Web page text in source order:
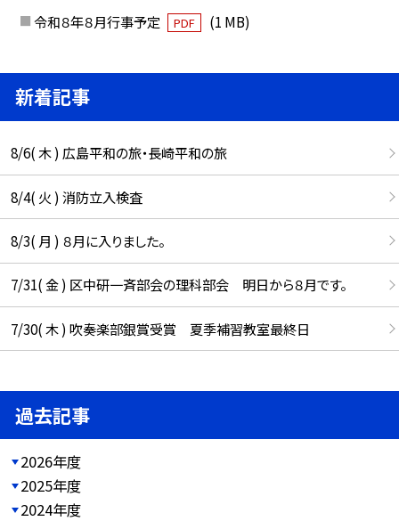
令和８年８月行事予定
PDF (1 MB)
新着記事
8/6( 木 ) 広島平和の旅・長崎平和の旅
8/4( 火 ) 消防立入検査
8/3( 月 ) ８月に入りました。
7/31( 金 ) 区中研一斉部会の理科部会 明日から８月です。
7/30( 木 ) 吹奏楽部銀賞受賞 夏季補習教室最終日
過去記事
2026年度
2025年度
2024年度